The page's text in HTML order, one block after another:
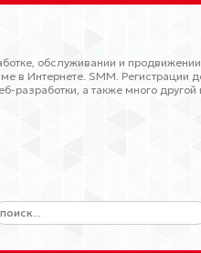
обслуживании и продвижении
в Интернете. SMM. Регистрации
разработки, а также много